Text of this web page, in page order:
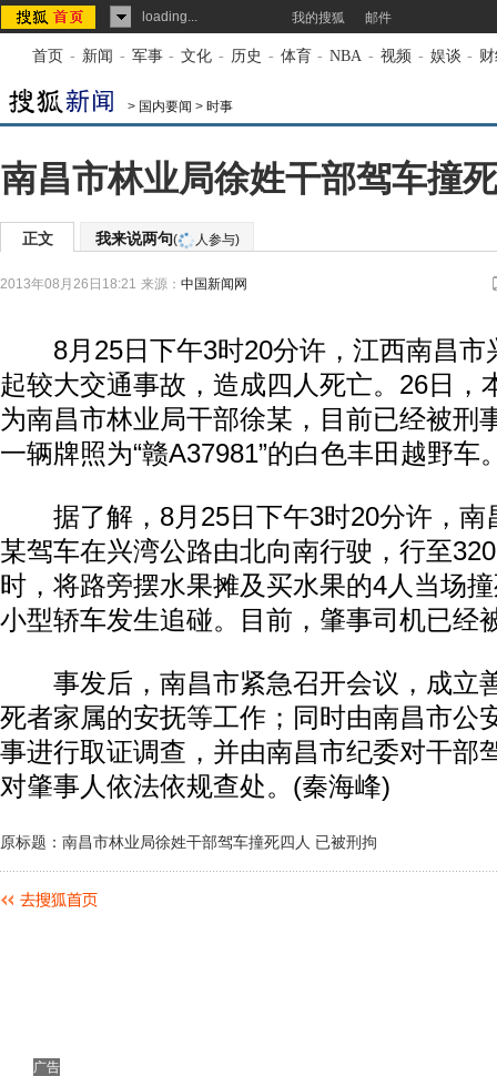
loading... 我的搜狐 邮件
首页 - 新闻 - 军事 - 文化 - 历史 - 体育 - NBA - 视频 - 娱谈 -
> 国内要闻 > 时事
南昌市林业局徐姓干部驾车撞
正文 我来说两句( 人参与)
2013年08月26日18:21 来源： 中国新闻网
8月25日下午3时20分许，江西南昌市
起较大交通事故，造成四人死亡。26日，
为南昌市林业局干部徐某，目前已经被刑
一辆牌照为“赣A37981”的白色丰田越野车
据了解，8月25日下午3时20分许，南
某驾车在兴湾公路由北向南行驶，行至
时，将路旁摆水果摊及买水果的4人当场
小型轿车发生追碰。目前，肇事司机已经
事发后，南昌市紧急召开会议，成立
死者家属的安抚等工作；同时由南昌市公
事进行取证调查，并由南昌市纪委对干部
对肇事人依法依规查处。(秦海峰)
原标题：南昌市林业局徐姓干部驾车撞死四人 已被刑拘
广告